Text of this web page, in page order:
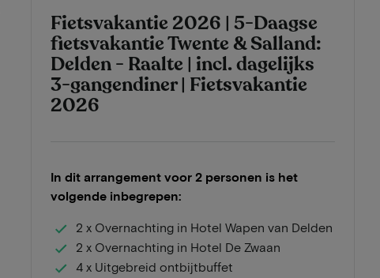
Fietsvakantie 2026 | 5-Daagse
fietsvakantie Twente & Salland:
Delden - Raalte | incl. dagelijks
3-gangendiner | Fietsvakantie
2026
In dit arrangement voor 2 personen is het
volgende inbegrepen:
2 x Overnachting in Hotel Wapen van Delden
2 x Overnachting in Hotel De Zwaan
4 x Uitgebreid ontbijtbuffet